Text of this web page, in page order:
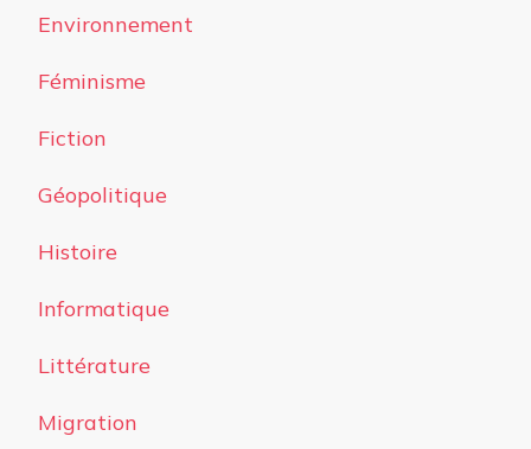
Environnement
Féminisme
Fiction
Géopolitique
Histoire
Informatique
Littérature
Migration